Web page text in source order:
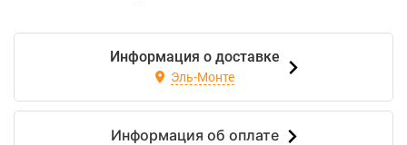
Информация о доставке
Эль-Монте
Информация об оплате